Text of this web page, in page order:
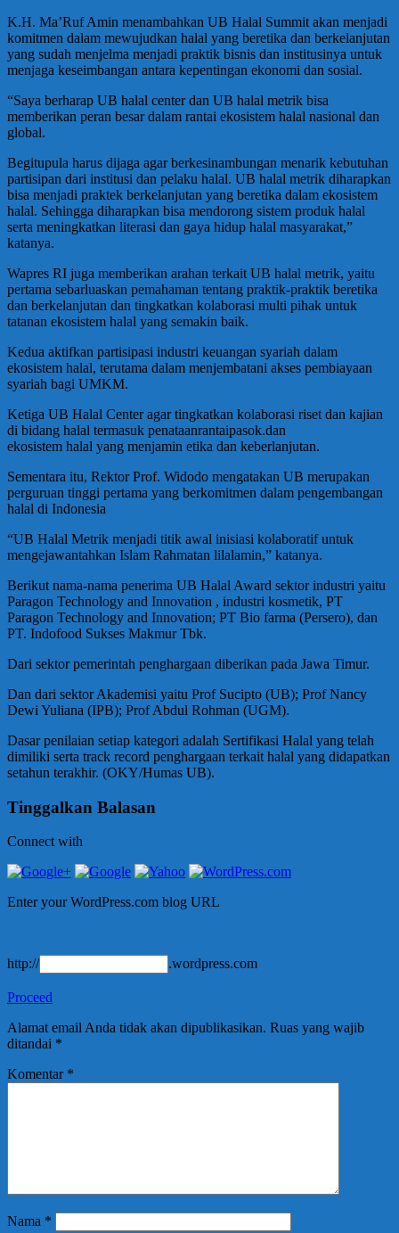
K.H. Ma’Ruf Amin menambahkan UB Halal Summit akan menjadi
komitmen dalam mewujudkan halal yang beretika dan berkelanjutan
yang sudah menjelma menjadi praktik bisnis dan institusinya untuk
menjaga keseimbangan antara kepentingan ekonomi dan sosial.
“Saya berharap UB halal center dan UB halal metrik bisa
memberikan peran besar dalam rantai ekosistem halal nasional dan
global.
Begitupula harus dijaga agar berkesinambungan menarik kebutuhan
partisipan dari institusi dan pelaku halal. UB halal metrik diharapkan
bisa menjadi praktek berkelanjutan yang beretika dalam ekosistem
halal. Sehingga diharapkan bisa mendorong sistem produk halal
serta meningkatkan literasi dan gaya hidup halal masyarakat,”
katanya.
Wapres RI juga memberikan arahan terkait UB halal metrik, yaitu
pertama sebarluaskan pemahaman tentang praktik-praktik beretika
dan berkelanjutan dan tingkatkan kolaborasi multi pihak untuk
tatanan ekosistem halal yang semakin baik.
Kedua aktifkan partisipasi industri keuangan syariah dalam
ekosistem halal, terutama dalam menjembatani akses pembiayaan
syariah bagi UMKM.
Ketiga UB Halal Center agar tingkatkan kolaborasi riset dan kajian
di bidang halal termasuk penataanrantaipasok.dan
ekosistem halal yang menjamin etika dan keberlanjutan.
Sementara itu, Rektor Prof. Widodo mengatakan UB merupakan
perguruan tinggi pertama yang berkomitmen dalam pengembangan
halal di Indonesia
“UB Halal Metrik menjadi titik awal inisiasi kolaboratif untuk
mengejawantahkan Islam Rahmatan lilalamin,” katanya.
Berikut nama-nama penerima UB Halal Award sektor industri yaitu
Paragon Technology and Innovation , industri kosmetik, PT
Paragon Technology and Innovation; PT Bio farma (Persero), dan
PT. Indofood Sukses Makmur Tbk.
Dari sektor pemerintah penghargaan diberikan pada Jawa Timur.
Dan dari sektor Akademisi yaitu Prof Sucipto (UB); Prof Nancy
Dewi Yuliana (IPB); Prof Abdul Rohman (UGM).
Dasar penilaian setiap kategori adalah Sertifikasi Halal yang telah
dimiliki serta track record penghargaan terkait halal yang didapatkan
setahun terakhir. (OKY/Humas UB).
Tinggalkan Balasan
Connect with
Enter your WordPress.com blog URL
http:// .wordpress.com
Proceed
Alamat email Anda tidak akan dipublikasikan. Ruas yang wajib
ditandai *
Komentar *
Nama *